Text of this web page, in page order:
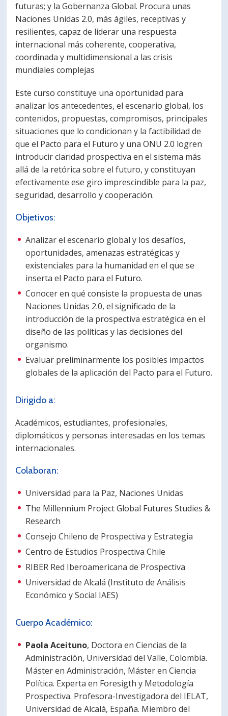
futuras; y la Gobernanza Global. Procura unas
Naciones Unidas 2.0, más ágiles, receptivas y
resilientes, capaz de liderar una respuesta
internacional más coherente, cooperativa,
coordinada y multidimensional a las crisis
mundiales complejas
Este curso constituye una oportunidad para
analizar los antecedentes, el escenario global, los
contenidos, propuestas, compromisos, principales
situaciones que lo condicionan y la factibilidad de
que el Pacto para el Futuro y una ONU 2.0 logren
introducir claridad prospectiva en el sistema más
allá de la retórica sobre el futuro, y constituyan
efectivamente ese giro imprescindible para la paz,
seguridad, desarrollo y cooperación.
Objetivos:
Analizar el escenario global y los desafíos,
oportunidades, amenazas estratégicas y
existenciales para la humanidad en el que se
inserta el Pacto para el Futuro.
Conocer en qué consiste la propuesta de unas
Naciones Unidas 2.0, el significado de la
introducción de la prospectiva estratégica en el
diseño de las políticas y las decisiones del
organismo.
Evaluar preliminarmente los posibles impactos
globales de la aplicación del Pacto para el Futuro.
Dirigido a:
Académicos, estudiantes, profesionales,
diplomáticos y personas interesadas en los temas
internacionales.
Colaboran:
Universidad para la Paz, Naciones Unidas
The Millennium Project Global Futures Studies &
Research
Consejo Chileno de Prospectiva y Estrategia
Centro de Estudios Prospectiva Chile
RIBER Red Iberoamericana de Prospectiva
Universidad de Alcalá (Instituto de Análisis
Económico y Social IAES)
Cuerpo Académico:
Paola Aceituno, Doctora en Ciencias de la
Administración, Universidad del Valle, Colombia.
Máster en Administración, Máster en Ciencia
Política. Experta en Foresigth y Metodología
Prospectiva. Profesora-Investigadora del IELAT,
Universidad de Alcalá, España. Miembro del